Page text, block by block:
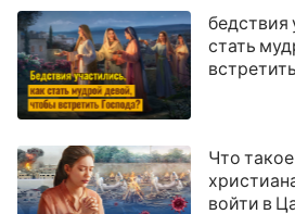
бедствия
стать
Что
войти в